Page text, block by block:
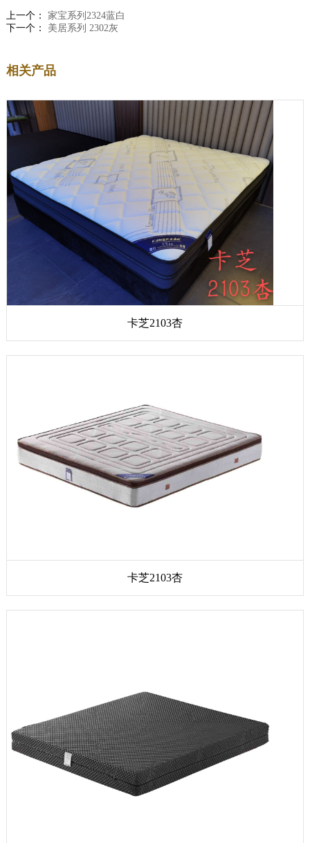
上一个： 家宝系列2324蓝白
下一个： 美居系列 2302灰
相关产品
卡芝2103杏
卡芝2103杏